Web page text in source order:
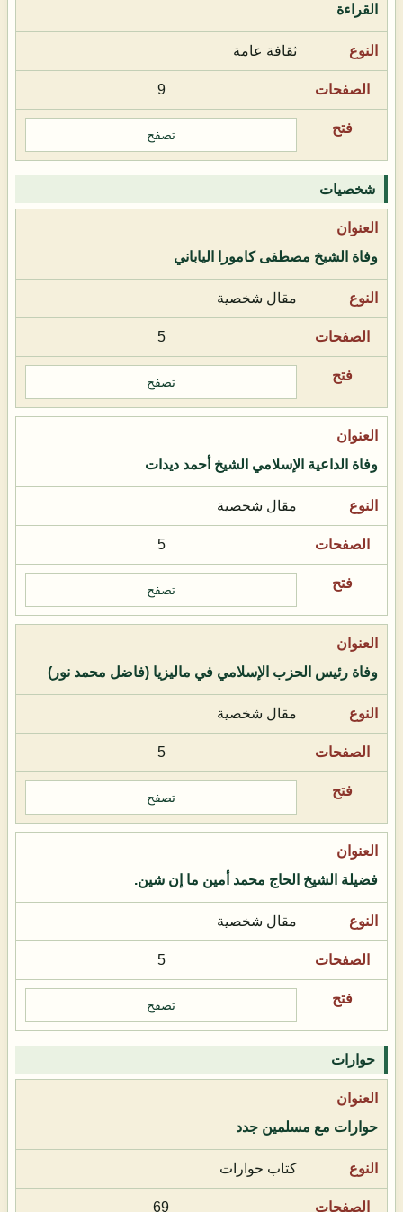
القراءة
ثقافة عامة
9
تصفح
شخصيات
وفاة الشيخ مصطفى كامورا الياباني
مقال شخصية
5
تصفح
وفاة الداعية الإسلامي الشيخ أحمد ديدات
مقال شخصية
5
تصفح
وفاة رئيس الحزب الإسلامي في ماليزيا (فاضل محمد نور)
مقال شخصية
5
تصفح
فضيلة الشيخ الحاج محمد أمين ما إن شين.
مقال شخصية
5
تصفح
حوارات
حوارات مع مسلمين جدد
كتاب حوارات
69